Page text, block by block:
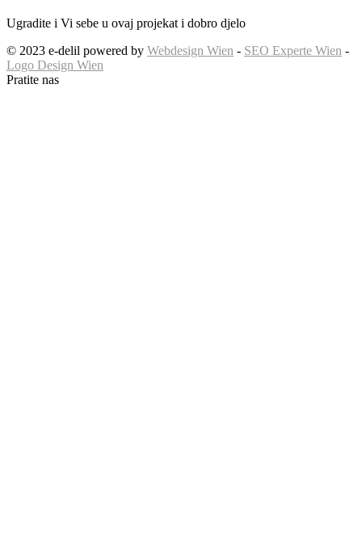
Ugradite i Vi sebe u ovaj projekat i dobro djelo
© 2023 e-delil powered by Webdesign Wien - SEO Experte Wien -
Logo Design Wien
Pratite nas